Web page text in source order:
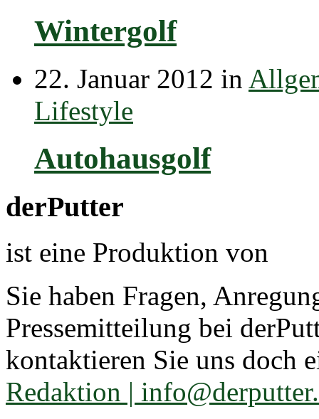
Wintergolf
22. Januar 2012 in
Lifestyle
Autohausgolf
derPutter
ist eine Produktion von
Sie haben Fragen,
Pressemitteilung bei
kontaktieren Sie uns doch
Redaktion |